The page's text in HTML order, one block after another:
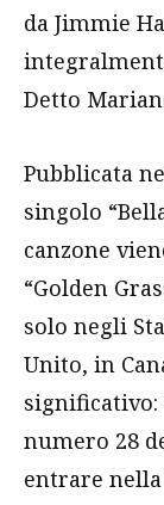
da Jimmie
Detto
Pubblicata
singolo
canzone
“Golden
solo negli
Unito, in
significativo:
numero 28
entrare nella